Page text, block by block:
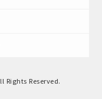
Rights Reserved.